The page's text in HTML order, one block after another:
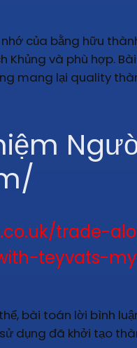
của bằng hữu
và phù hợp.
mang lại quality
trade-
teyvats-
bài toán lời bình
dụng đã khởi tạo